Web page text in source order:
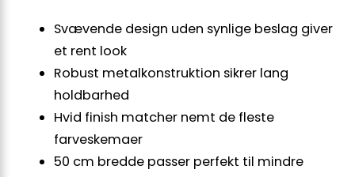
Svævende design uden synlige beslag giver
et rent look
Robust metal­konstruktion sikrer lang
holdbarhed
Hvid finish matcher nemt de fleste
farveskemaer
50 cm bredde passer perfekt til mindre